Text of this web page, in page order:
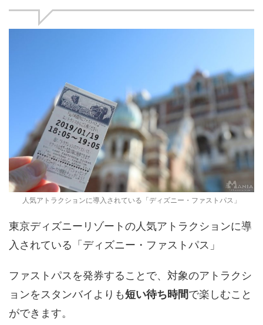
人気アトラクションに導入されている「ディズニー・ファストパス」
東京ディズニーリゾートの人気アトラクションに導
入されている「ディズニー・ファストパス」
ファストパスを発券することで、対象のアトラクシ
ョンをスタンバイよりも短い待ち時間で楽しむこと
ができます。